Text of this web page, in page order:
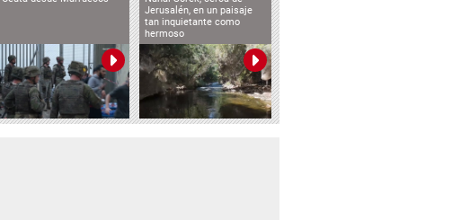
Jerusalén, en un paisaje
tan inquietante como
hermoso